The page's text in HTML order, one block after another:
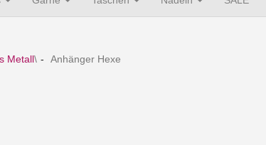
Metall\ Anhänger Hexe